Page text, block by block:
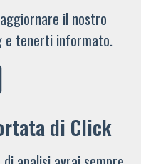
il nostro
e tenerti informato.
di Click